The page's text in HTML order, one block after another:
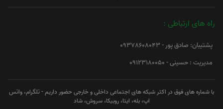
راه های ارتباطی :
پشتیبان: صادق پور - 09378608043
مدیریت : حسینی - 09123180050
با شماره های فوق در اکثر شبکه های اجتماعی داخلی و خارجی حضور داریم - تلگرام، واتس
اپ، بله، ایتا، روبیکا، سروش، شاد